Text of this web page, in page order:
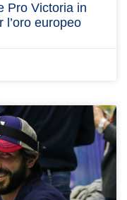
Pro Victoria in
l’oro europeo